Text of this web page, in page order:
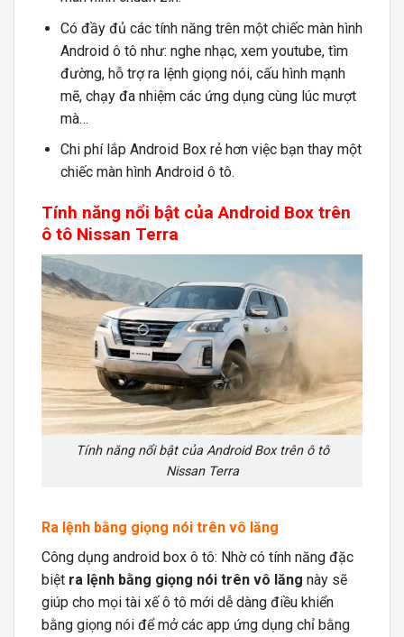
Có đầy đủ các tính năng trên một chiếc màn hình
Android ô tô như: nghe nhạc, xem youtube, tìm
đường, hỗ trợ ra lệnh giọng nói, cấu hình mạnh
mẽ, chạy đa nhiệm các ứng dụng cùng lúc mượt
mà…
Chi phí lắp Android Box rẻ hơn việc bạn thay một
chiếc màn hình Android ô tô.
Tính năng nổi bật của Android Box trên
ô tô Nissan Terra
Tính năng nổi bật của Android Box trên ô tô
Nissan Terra
Ra lệnh bằng giọng nói trên vô lăng
Công dụng android box ô tô: Nhờ có tính năng đặc
biệt ra lệnh bằng giọng nói trên vô lăng này sẽ
giúp cho mọi tài xế ô tô mới dễ dàng điều khiển
bằng giọng nói để mở các app ứng dụng chỉ bằng